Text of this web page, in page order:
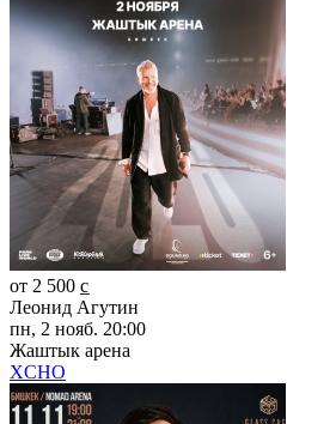
от 2 500 c̲
Леонид Агутин
пн, 2 нояб. 20:00
Жаштык арена
XCHO